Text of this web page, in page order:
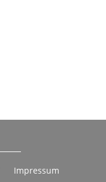
Impressum